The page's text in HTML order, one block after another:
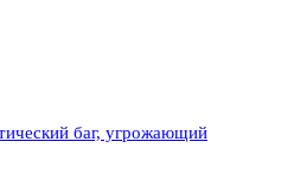
баг, угрожающий